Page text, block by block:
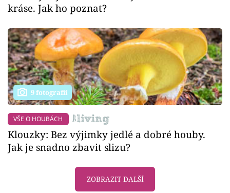
kráse. Jak ho poznat?
9 fotografií
VŠE O HOUBÁCH
Klouzky: Bez výjimky jedlé a dobré houby.
Jak je snadno zbavit slizu?
ZOBRAZIT DALŠÍ